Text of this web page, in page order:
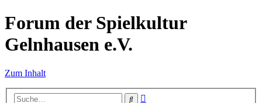
Forum der Spielkultur
Gelnhausen e.V.
Zum Inhalt
Suche